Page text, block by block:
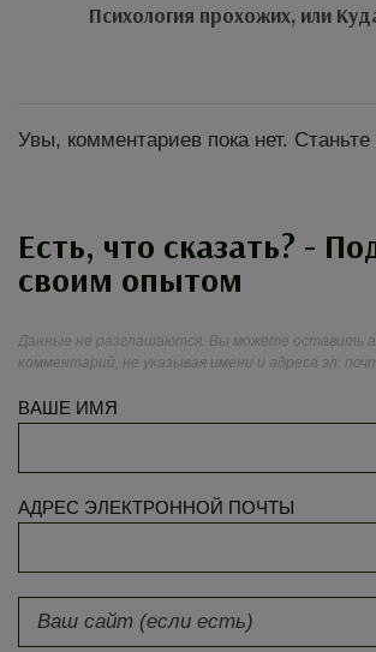
Психология прохожих, или
Увы, комментариев пока нет.
Есть, что сказать? -
своим опытом
Данные не разглашаются. Вы можете оставить
комментарий, не указывая имени и адреса эл.
ВАШЕ ИМЯ
АДРЕС ЭЛЕКТРОННОЙ ПОЧТЫ